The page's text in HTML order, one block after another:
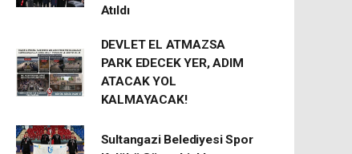
Atıldı
DEVLET EL ATMAZSA
PARK EDECEK YER, ADIM
ATACAK YOL
KALMAYACAK!
Sultangazi Belediyesi Spor